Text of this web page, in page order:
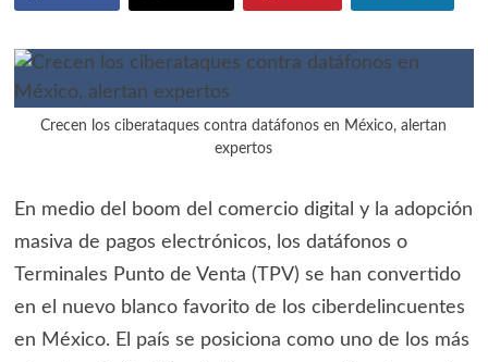
Crecen los ciberataques contra datáfonos en México, alertan
expertos
En medio del boom del comercio digital y la adopción
masiva de pagos electrónicos, los datáfonos o
Terminales Punto de Venta (TPV) se han convertido
en el nuevo blanco favorito de los ciberdelincuentes
en México. El país se posiciona como uno de los más